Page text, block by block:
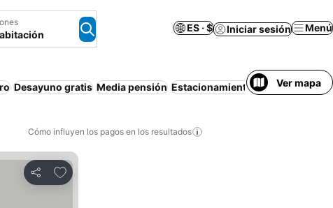
ES · $ Iniciar sesión Menú
Desayuno gratis Media pensión Estacionamiento Departamento
Ver mapa
Cómo influyen los pagos en los resultados
Compartir
Añadir a favoritos